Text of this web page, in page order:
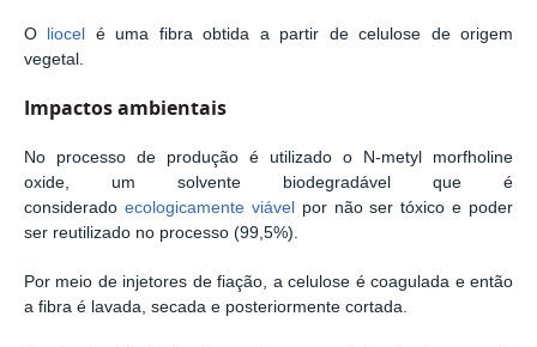
O liocel é uma fibra obtida a partir de celulose de origem
vegetal.
Impactos ambientais
No processo de produção é utilizado o N-metyl morfholine
oxide, um solvente biodegradável que é
considerado ecologicamente viável
por não ser tóxico e poder
ser reutilizado no processo (99,5%).
Por meio de injetores de fiação, a celulose é coagulada e então
a fibra é lavada, secada e posteriormente cortada.